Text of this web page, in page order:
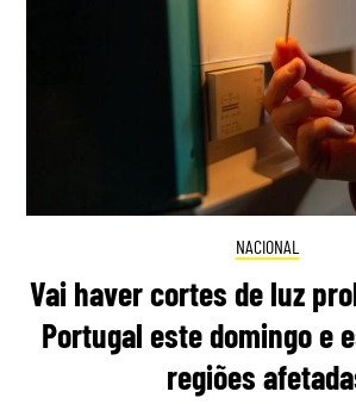
NACIONAL
Vai haver cortes de luz
Portugal este domingo e
regiões